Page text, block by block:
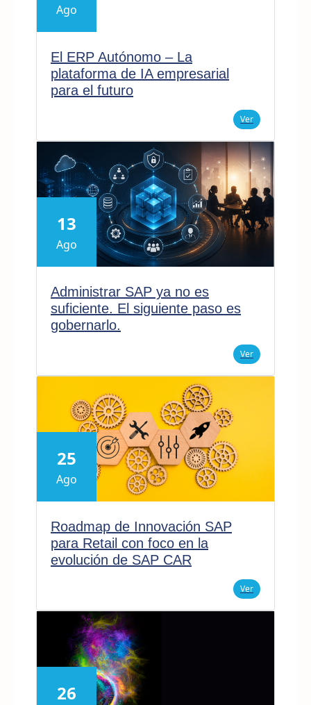
Ago
El ERP Autónomo – La
plataforma de IA empresarial
para el futuro
Ver
13
Ago
Administrar SAP ya no es
suficiente. El siguiente paso es
gobernarlo.
Ver
25
Ago
Roadmap de Innovación SAP
para Retail con foco en la
evolución de SAP CAR
Ver
26